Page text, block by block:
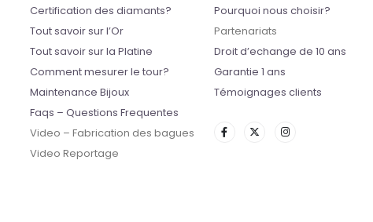
Certification des diamants?
Tout savoir sur l’Or
Tout savoir sur la Platine
Comment mesurer le tour?
Maintenance Bijoux
Faqs – Questions Frequentes
Video – Fabrication des bagues
Video Reportage
Pourquoi nous choisir?
Partenariats
Droit d’echange de 10 ans
Garantie 1 ans
Témoignages clients